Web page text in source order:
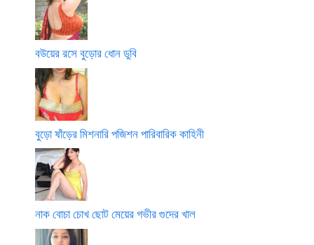
বউয়ের রসে বুড়োর ধোন ডুবি
বুড়ো ষাঁড়ের মিশনারি পজিশন পারিবারিক কাহিনী
নাক বোচা চোখ ছোট মেয়ের গভীর গুদের খাল